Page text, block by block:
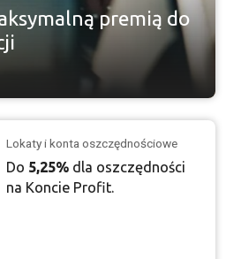
premią do
Lokaty i konta oszczędnościowe
Do 5,25% dla oszczędności
na Koncie Profit.